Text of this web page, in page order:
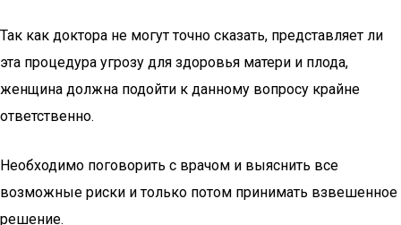
Так как доктора не могут точно сказать, представляет ли
эта процедура угрозу для здоровья матери и плода,
женщина должна подойти к данному вопросу крайне
ответственно.
Необходимо поговорить с врачом и выяснить все
возможные риски и только потом принимать взвешенное
решение.